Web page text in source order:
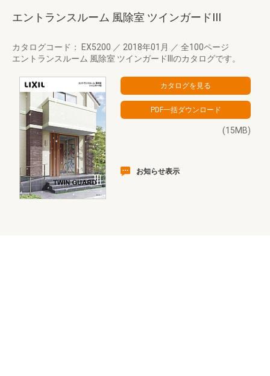
エントランスルーム 風除室 ツインガードIII
カタログコード： EX5200 ／ 2018年01月 ／ 全100ページ
エントランスルーム 風除室 ツインガードIIIのカタログです。
(15MB)
お知らせ表示